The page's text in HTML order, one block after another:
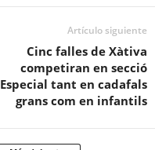
Artículo siguiente
Cinc falles de Xàtiva
competiran en secció
Especial tant en cadafals
grans com en infantils